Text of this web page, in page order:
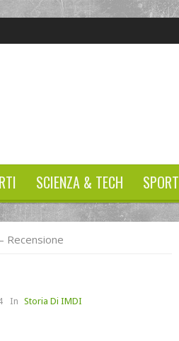
SCIENZA & TECH SPORT
Recensione
In Storia Di IMDI